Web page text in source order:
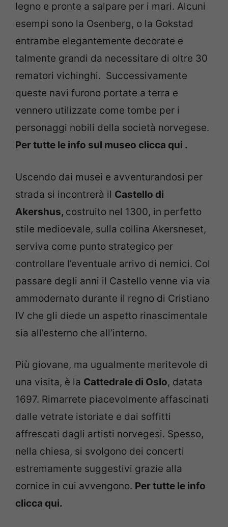
legno e pronte a salpare per i mari. Alcuni
esempi sono la Osenberg, o la Gokstad
entrambe elegantemente decorate e
talmente grandi da necessitare di oltre 30
rematori vichinghi. Successivamente
queste navi furono portate a terra e
vennero utilizzate come tombe per i
personaggi nobili della società norvegese.
Per tutte le info sul museo clicca qui .
Uscendo dai musei e avventurandosi per
strada si incontrerà il Castello di
Akershus, costruito nel 1300, in perfetto
stile medioevale, sulla collina Akersneset,
serviva come punto strategico per
controllare l’eventuale arrivo di nemici. Col
passare degli anni il Castello venne via via
ammodernato durante il regno di Cristiano
IV che gli diede un aspetto rinascimentale
sia all’esterno che all’interno.
Più giovane, ma ugualmente meritevole di
una visita, è la Cattedrale di Oslo, datata
1697. Rimarrete piacevolmente affascinati
dalle vetrate istoriate e dai soffitti
affrescati dagli artisti norvegesi. Spesso,
nella chiesa, si svolgono dei concerti
estremamente suggestivi grazie alla
cornice in cui avvengono. Per tutte le info
clicca qui.